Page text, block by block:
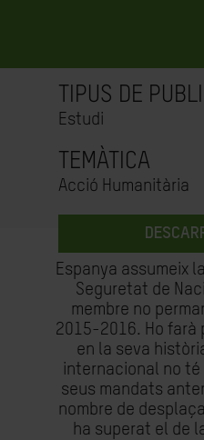
TIPUS DE
Estudi
TEMÀTICA
Acció Humanitària
Espanya assumeix
Seguretat de
membre no
2015-2016. Ho farà
en la seva
internacional no té
seus mandats
nombre de
ha superat el de